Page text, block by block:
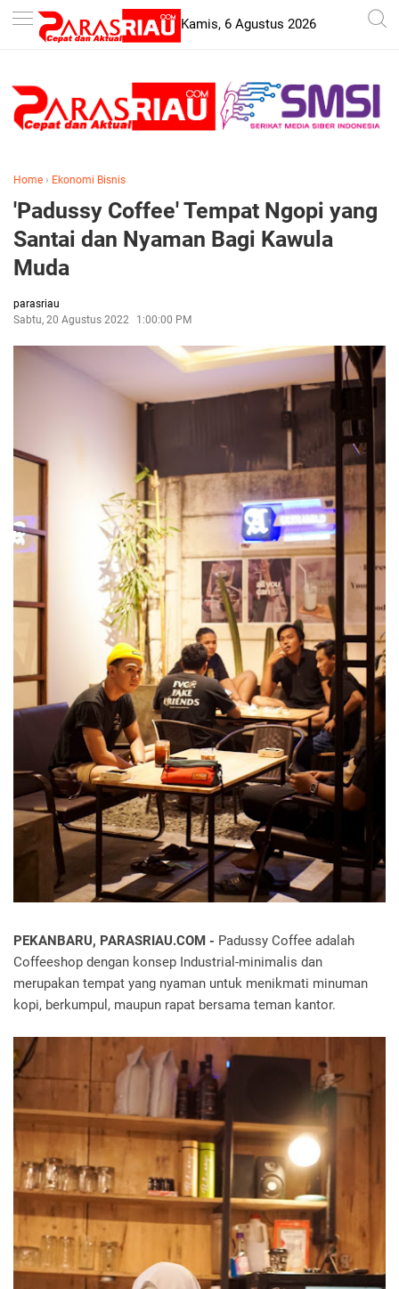
-->
Kamis, 6 Agustus 2026
Home › Ekonomi Bisnis
'Padussy Coffee' Tempat Ngopi yang
Santai dan Nyaman Bagi Kawula
Muda
parasriau
Sabtu, 20 Agustus 2022
1:00:00 PM
PEKANBARU, PARASRIAU.COM - Padussy Coffee adalah
Coffeeshop dengan konsep Industrial-minimalis dan
merupakan tempat yang nyaman untuk menikmati minuman
kopi, berkumpul, maupun rapat bersama teman kantor.